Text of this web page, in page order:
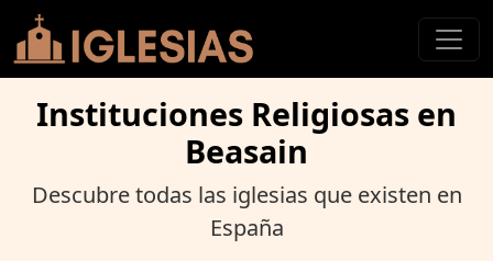
Instituciones Religiosas en
Beasain
Descubre todas las iglesias que existen en
España